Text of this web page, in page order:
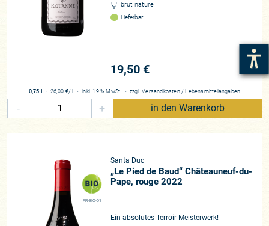
brut nature
Lieferbar
19,50 €
0,75 l ・ 26,00 €/ l ・inkl. 19 % MwSt. ・ zzgl.Versandkosten / Lebensmittelangaben
- + in den Warenkorb
FR-BIO-01
Santa Duc
„Le Pied de Baud“ Châteauneuf-du-
Pape, rouge 2022
Ein absolutes Terroir-Meisterwerk!